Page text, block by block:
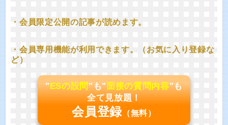
・会員限定公開の記事が読めます。
・会員専用機能が利用できます。（お気に入り登録な
ど）
"ESの設問"も"面接の質問内容"も
全て見放題！
会員登録 （無料）